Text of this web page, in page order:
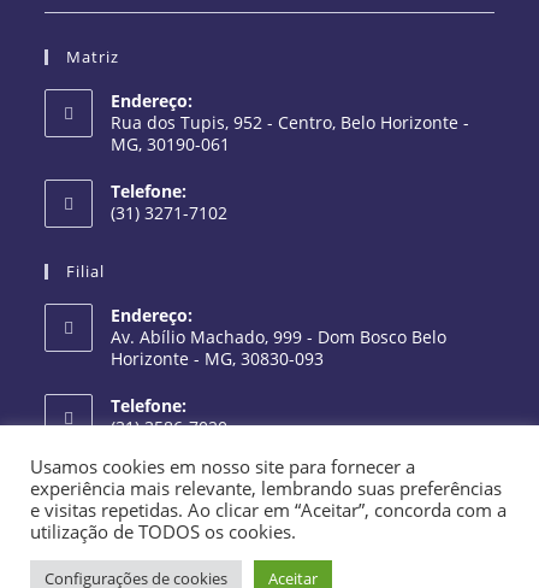
Matriz
Endereço:
Rua dos Tupis, 952 - Centro, Belo Horizonte -
MG, 30190-061
Telefone:
(31) 3271-7102
Filial
Endereço:
Av. Abílio Machado, 999 - Dom Bosco Belo
Horizonte - MG, 30830-093
Telefone:
(31) 3586-7020
Todos os direitos reservados à Aspen Refrigeração 2026 | Criado por
Usamos cookies em nosso site para fornecer a
experiência mais relevante, lembrando suas preferências
e visitas repetidas. Ao clicar em “Aceitar”, concorda com a
utilização de TODOS os cookies.
Configurações de cookies Aceitar